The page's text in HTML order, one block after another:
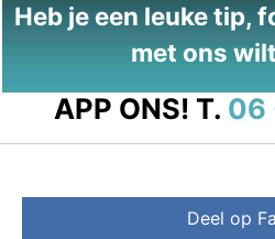
Heb je een leuke tip,
met ons
APP ONS! T. 06
Deel op